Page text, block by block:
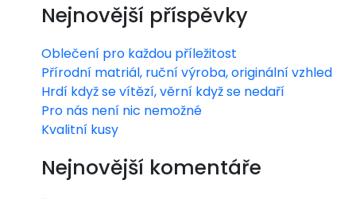
Nejnovější příspěvky
Oblečení pro každou příležitost
Přírodní matriál, ruční výroba, originální vzhled
Hrdí když se vítězí, věrní když se nedaří
Pro nás není nic nemožné
Kvalitní kusy
Nejnovější komentáře